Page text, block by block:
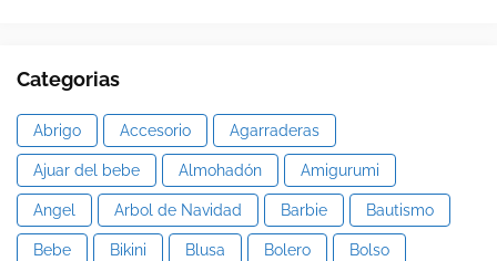
Categorias
Abrigo Accesorio Agarraderas
Ajuar del bebe Almohadón Amigurumi
Angel Arbol de Navidad Barbie Bautismo
Bebe Bikini Blusa Bolero Bolso